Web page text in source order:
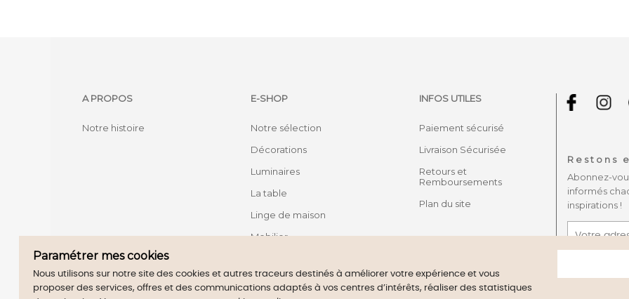
A PROPOS
Notre histoire
E-SHOP
Notre sélection
Décorations
Luminaires
La table
Linge de maison
Mobilier
INFOS UTILES
Paiement sécurisé
Livraison Sécurisée
Retours et
Remboursements
Plan du site
Restons
Abonnez-
informés
inspirations !
Marchand approuvé par la Société des Avis Garantis,
Paramétrer mes cookies
Nous utilisons sur notre site des cookies et autres traceurs destinés à améliorer votre expérience et vous
proposer des services, offres et des communications adaptés à vos centres d’intérêts, réaliser des statistiques